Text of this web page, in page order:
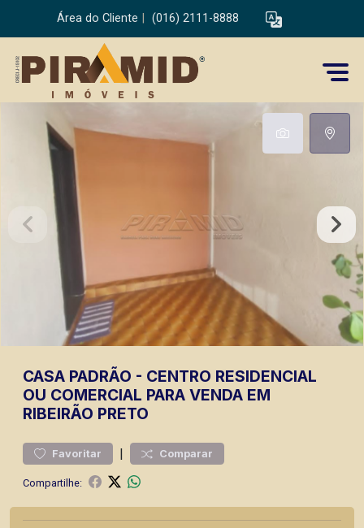
Área do Cliente (016) 2111-8888
CASA PADRÃO - CENTRO RESIDENCIAL
OU COMERCIAL PARA VENDA EM
RIBEIRÃO PRETO
Favoritar | Comparar
Compartilhe: